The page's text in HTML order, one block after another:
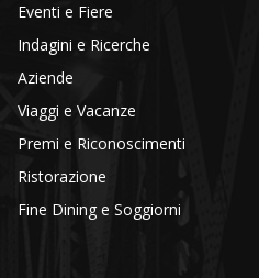
Eventi e Fiere
Indagini e Ricerche
Aziende
Viaggi e Vacanze
Premi e Riconoscimenti
Ristorazione
Fine Dining e Soggiorni